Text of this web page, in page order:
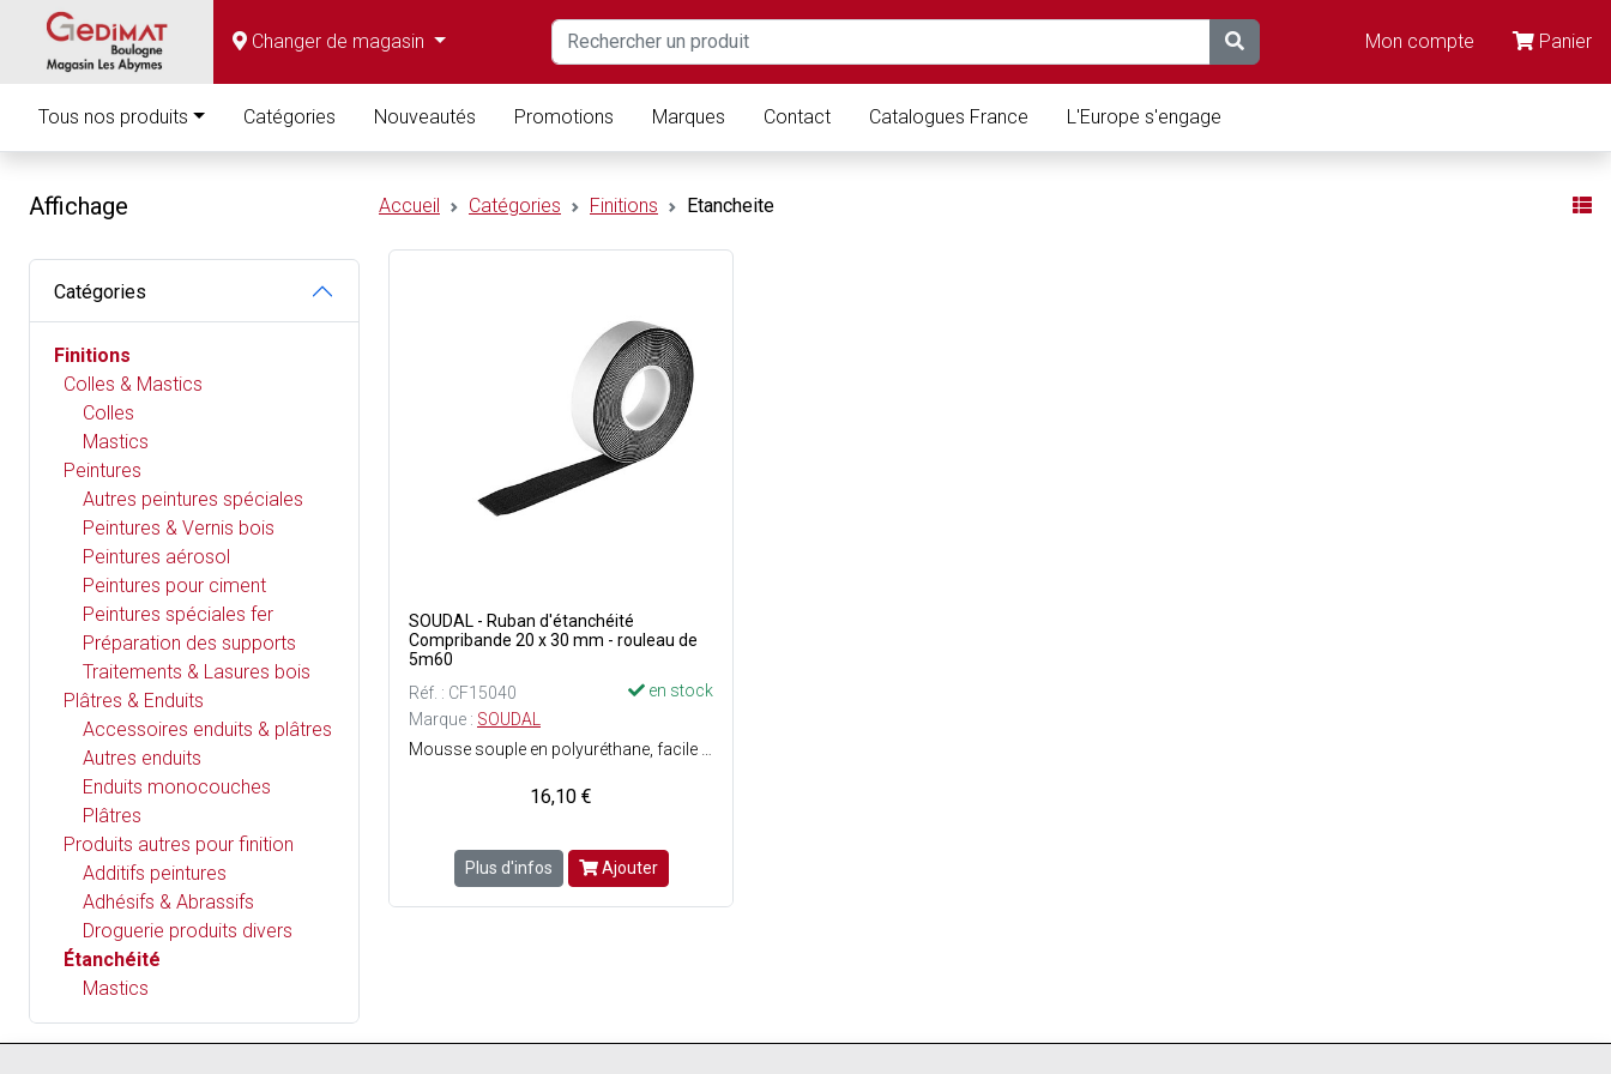
Changer de magasin Mon compte Panier
Tous nos produits Catégories Nouveautés Promotions Marques Contact Catalogues France L'Europe s'engage
Affichage
Catégories
Finitions
Colles & Mastics
Colles
Mastics
Peintures
Autres peintures spéciales
Peintures & Vernis bois
Peintures aérosol
Peintures pour ciment
Peintures spéciales fer
Préparation des supports
Traitements & Lasures bois
Plâtres & Enduits
Accessoires enduits & plâtres
Autres enduits
Enduits monocouches
Plâtres
Produits autres pour finition
Additifs peintures
Adhésifs & Abrassifs
Droguerie produits divers
Étanchéité
Mastics
Accueil Catégories Finitions Etancheite
SOUDAL - Ruban d'étanchéité
Compribande 20 x 30 mm - rouleau de
5m60
Réf. : CF15040
en stock
Marque : SOUDAL
16,10 €
Plus d'infos Ajouter